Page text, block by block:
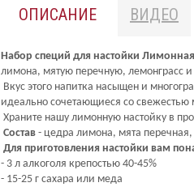
ОПИСАНИЕ ВИДЕО
Набор специй для настойки Лимонная
лимона, мятую перечную, лемонграсс
Вкус этого напитка насыщен и
идеально сочетающиеся со
Храните нашу лимонную настойку в
Состав - цедра лимона, мята
Для приготовления настойки вам
- 3 л алкоголя крепостью 40-45%
- 15-25 г сахара или меда